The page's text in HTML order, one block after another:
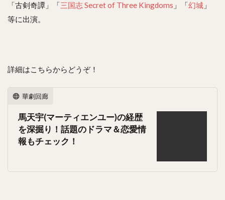
「古剣奇譚」「三国志 Secret of Three Kingdoms 」「幻城 」
等に出演。
詳細はこちらからどうぞ！
華劇回廊
馬天宇(マーティエンユー)の経歴
を深掘り！話題のドラマ＆恋愛情
報もチェック！